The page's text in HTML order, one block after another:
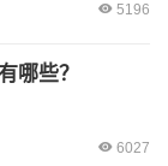
5196
哪些？
6027